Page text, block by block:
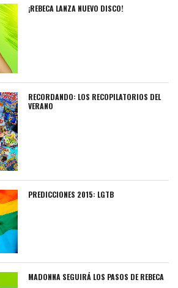
¡REBECA LANZA NUEVO DISCO!
RECORDANDO: LOS RECOPILATORIOS DEL
VERANO
PREDICCIONES 2015: LGTB
MADONNA SEGUIRÁ LOS PASOS DE REBECA